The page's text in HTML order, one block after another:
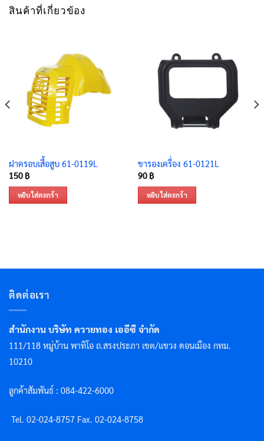
สินค้าที่เกี่ยวข้อง
ฝาครอบเสื้อสูบ 61-0119L
150 ฿
หยิบใส่ตะกร้า
ขารองเครื่อง 61-0121L
90 ฿
หยิบใส่ตะกร้า
ติดต่อเรา
สำนักงาน บริษัท ควายทอง เออีซี จำกัด
111/118 หมู่บ้าน พาทิโอ ถ.สรงประภา เขต/แขวง ดอนเมือง กทม.
10210
ลูกค้าสัมพันธ์ : 084-422-6000
Tel. 02-024-8757 Fax. 02-024-8758